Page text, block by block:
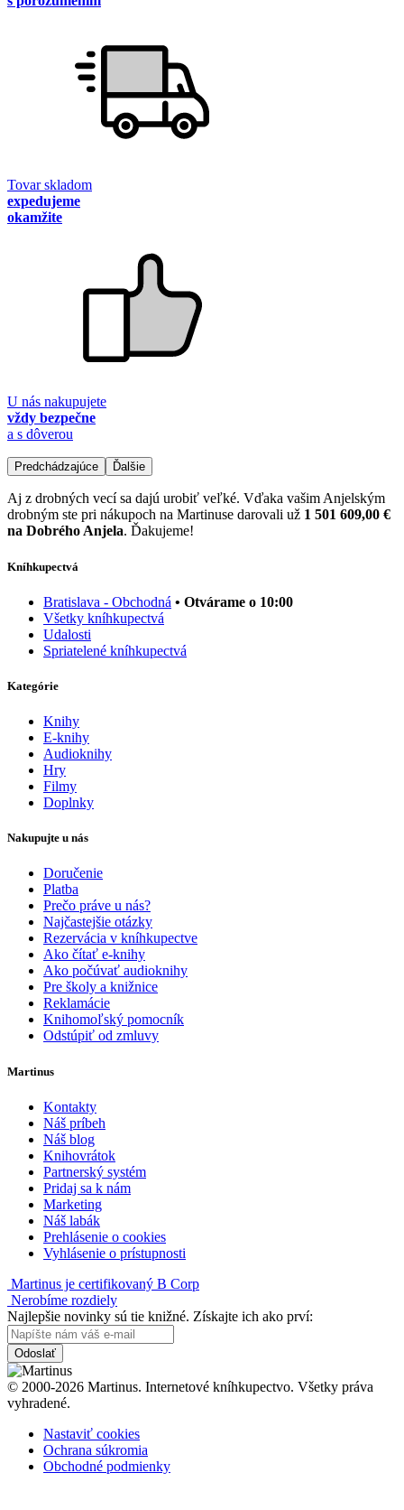
Tovar skladom
expedujeme
okamžite
U nás nakupujete
vždy bezpečne
a s dôverou
Predchádzajúce Ďalšie
Aj z drobných vecí sa dajú urobiť veľké. Vďaka vašim Anjelským
drobným ste pri nákupoch na Martinuse darovali už 1 501 609,00 €
na Dobrého Anjela. Ďakujeme!
Kníhkupectvá
Bratislava - Obchodná • Otvárame o 10:00
Všetky kníhkupectvá
Udalosti
Spriatelené kníhkupectvá
Kategórie
Knihy
E-knihy
Audioknihy
Hry
Filmy
Doplnky
Nakupujte u nás
Doručenie
Platba
Prečo práve u nás?
Najčastejšie otázky
Rezervácia v kníhkupectve
Ako čítať e-knihy
Ako počúvať audioknihy
Pre školy a knižnice
Reklamácie
Knihomoľský pomocník
Odstúpiť od zmluvy
Martinus
Kontakty
Náš príbeh
Náš blog
Knihovrátok
Partnerský systém
Pridaj sa k nám
Marketing
Náš labák
Prehlásenie o cookies
Vyhlásenie o prístupnosti
Martinus je certifikovaný B Corp
Nerobíme rozdiely
Najlepšie novinky sú tie knižné. Získajte ich ako prví:
Odoslať
© 2000-2026 Martinus. Internetové kníhkupectvo. Všetky práva
vyhradené.
Nastaviť cookies
Ochrana súkromia
Obchodné podmienky